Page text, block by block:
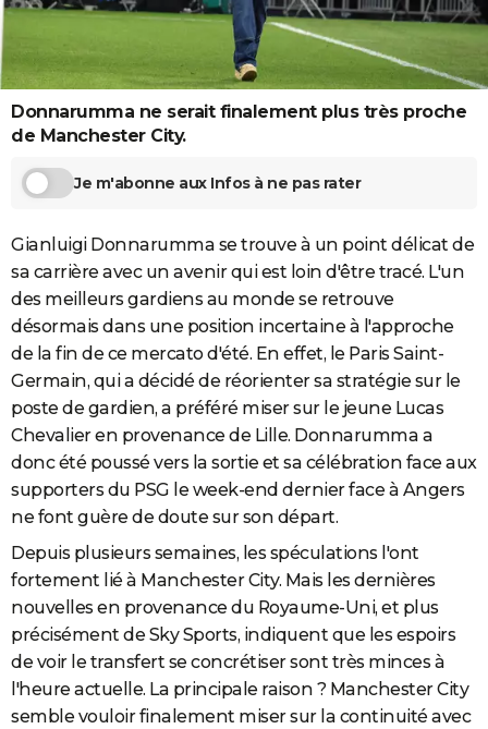
GUIDES D'ACHAT
BONS PLANS
Carte de Noël
Carte Bonne année
Carte Saint-Valentin
Carte Pâques
Carte d'anniversaire
DICTIONNAIRE
Dictionnaire
Biographies
Citations
Expressions
Proverbes
PROGRAMME TV
COPAINS D'AVANT
S'inscrire
Se connecter
Lycées
Collèges
Primaires
Universités
Entreprises
Service militaire
Avis de recherche
AVIS DE DÉCÈS
FORUM
Bricolage
Lifestyle
Culture
Sport
Auto
Television
Voyage
Cinema
Donnarumma ne serait finalement plus très proche
de Manchester City.
Je m'abonne aux Infos à ne pas rater
Gianluigi Donnarumma se trouve à un point délicat de
sa carrière avec un avenir qui est loin d'être tracé. L'un
des meilleurs gardiens au monde se retrouve
désormais dans une position incertaine à l'approche
de la fin de ce mercato d'été. En effet, le Paris Saint-
Germain, qui a décidé de réorienter sa stratégie sur le
poste de gardien, a préféré miser sur le jeune Lucas
Chevalier en provenance de Lille. Donnarumma a
donc été poussé vers la sortie et sa célébration face aux
supporters du PSG le week-end dernier face à Angers
ne font guère de doute sur son départ.
Depuis plusieurs semaines, les spéculations l'ont
fortement lié à Manchester City. Mais les dernières
nouvelles en provenance du Royaume-Uni, et plus
précisément de Sky Sports, indiquent que les espoirs
de voir le transfert se concrétiser sont très minces à
l'heure actuelle. La principale raison ? Manchester City
semble vouloir finalement miser sur la continuité avec